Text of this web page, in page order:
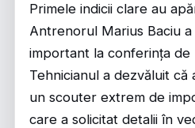
Primele indicii clare au
Antrenorul Marius Baciu
important la conferința de
Tehnicianul a dezvăluit
un scouter extrem de
care a solicitat detalii în